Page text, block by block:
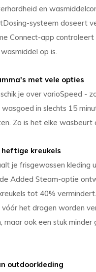
en
systeem doseert
Connect-app
op is.
met vele opties
je over varioSpeed -
in slechts 15
Zo is het elke
kreukels
je frisgewassen kleding
Added Steam-optie
tot 40%
vóór het drogen worden
maar ook een stuk
outdoorkleding